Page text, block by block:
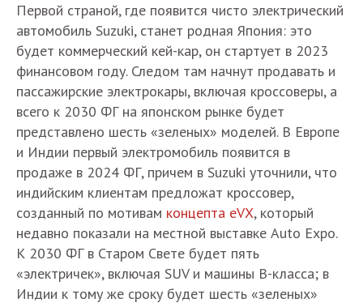
Первой страной, где появится чисто электрический
автомобиль Suzuki, станет родная Япония: это
будет коммерческий кей-кар, он стартует в 2023
финансовом году. Следом там начнут продавать и
пассажирские электрокары, включая кроссоверы, а
всего к 2030 ФГ на японском рынке будет
представлено шесть «зеленых» моделей. В Европе
и Индии первый электромобиль появится в
продаже в 2024 ФГ, причем в Suzuki уточнили, что
индийским клиентам предложат кроссовер,
созданный по мотивам концепта eVX, который
недавно показали на местной выставке Auto Expo.
К 2030 ФГ в Старом Свете будет пять
«электричек», включая SUV и машины B-класса; в
Индии к тому же сроку будет шесть «зеленых»